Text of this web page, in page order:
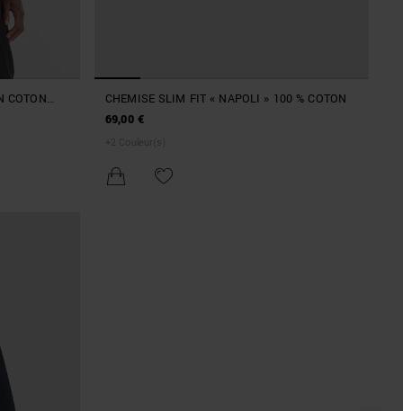
COTON
CHEMISE SLIM FIT « NAPOLI » 100 % COTON
69,00 €
+ 2 Couleur(s)